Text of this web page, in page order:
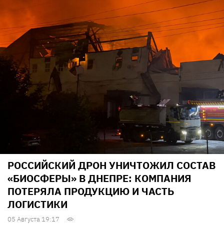
РОССИЙСКИЙ ДРОН УНИЧТОЖИЛ СОСТАВ
«БИОСФЕРЫ» В ДНЕПРЕ: КОМПАНИЯ
ПОТЕРЯЛА ПРОДУКЦИЮ И ЧАСТЬ
ЛОГИСТИКИ
05 Августа 19:17